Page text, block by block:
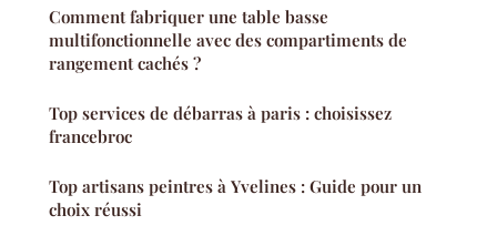
Comment fabriquer une table basse
multifonctionnelle avec des compartiments de
rangement cachés ?
Top services de débarras à paris : choisissez
francebroc
Top artisans peintres à Yvelines : Guide pour un
choix réussi